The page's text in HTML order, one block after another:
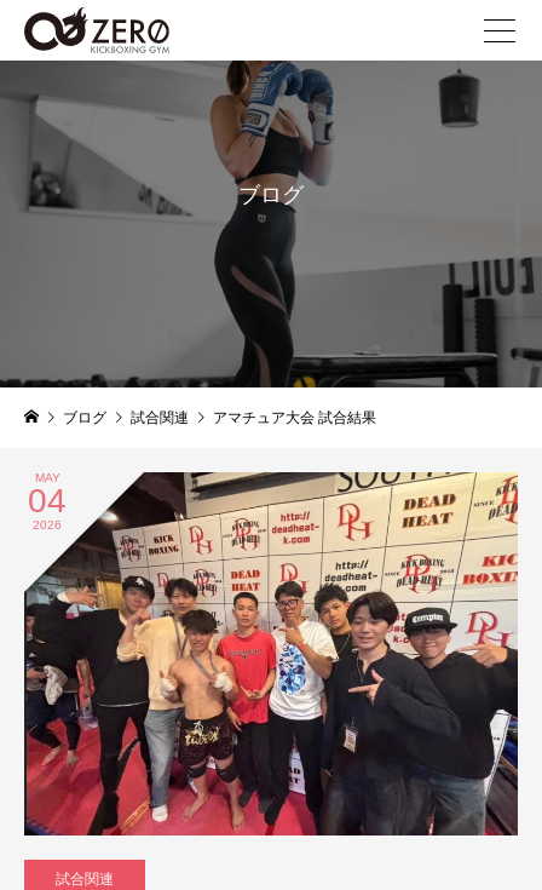
blog
ブログ
ブログ 試合関連 アマチュア大会 試合結果
MAY
04
2026
試合関連